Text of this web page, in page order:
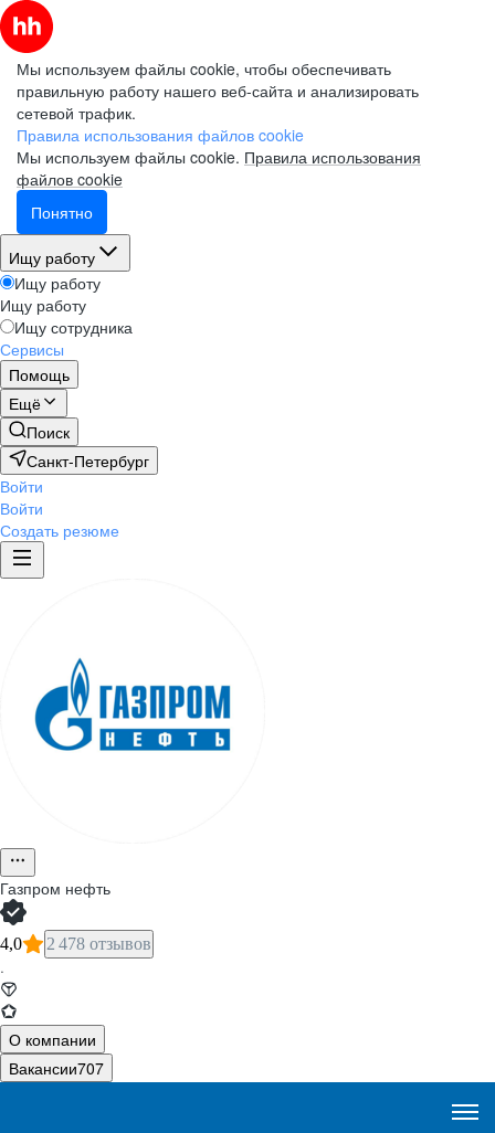
Мы используем файлы cookie, чтобы обеспечивать
правильную работу нашего веб-сайта и анализировать
сетевой трафик.
Правила использования файлов cookie
Мы используем файлы cookie. Правила использования
файлов cookie
Понятно
Ищу работу
Ищу работу
Ищу работу
Ищу сотрудника
Сервисы
Помощь
Ещё
Поиск
Санкт-Петербург
Войти
Войти
Создать резюме
Газпром нефть
4,0 2 478 отзывов
·
О компании
Вакансии707
О компании
Почему мы
Выберите направление работы
Финансы, экономика и стратегическое развитие
Закупки
Коммуникации и Юриспруденция
Административная поддержка
Логистика
Продажи
Работа на АЗС
Работа на нефтебазах
Рабочие позиции
Строительство
Разведка и добыча
Бурение и нефтепереработка
Энергетика и автоматизация
Газ и нефтехимия
ИТ